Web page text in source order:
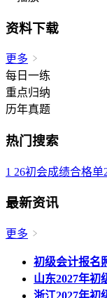
资料下载
更多
每日一练
重点归纳
历年真题
热门搜索
1 26初会成绩合格单
最新资讯
更多
初级会计报名
山东2027年初